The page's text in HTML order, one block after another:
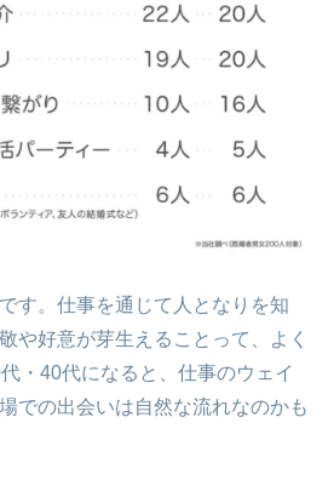
す。仕事を通じて人となりを知
や好意が芽生えることって、よく
・40代になると、仕事のウェイ
での出会いは自然な流れなのかも